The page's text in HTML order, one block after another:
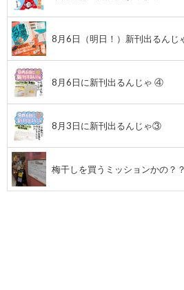
8月6日（明日！）新刊出るん
8月6日に新刊出るんじゃ ④
8月3日に新刊出るんじゃ③
梅干しを買うミッションかの？？